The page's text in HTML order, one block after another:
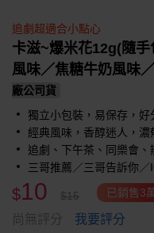
追劇超適合小點心
卡滋~爆米花12g(隨
風味／焦糖牛奶風味
廠公司貨
獨立小包裝，易保存，好
經典風味，香醇迷人，濃
追劇、下午茶、同樂會
三哥推薦／三哥告訴你
$10 $15 已銷售3
尚無評分 我要評分